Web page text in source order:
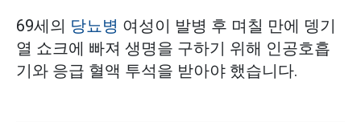
69세의 당뇨병 여성이 발병 후 며칠 만에 뎅기
열 쇼크에 빠져 생명을 구하기 위해 인공호흡
기와 응급 혈액 투석을 받아야 했습니다.